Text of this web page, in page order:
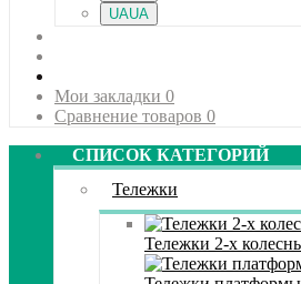
UAUA
Мои закладки 0
Сравнение товаров 0
СПИСОК КАТЕГОРИЙ
Тележки
Тележки 2-х